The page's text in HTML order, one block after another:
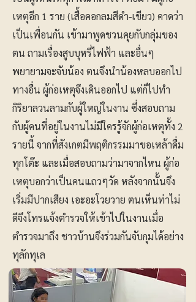
เหตุอีก 1 ราย (เสื้อคอกลมสีดำ-เขียว) คาดว่า
เป็นเพื่อนกัน เข้ามาพูดชวนคุยกับกลุ่มของ
ตน ถามเรื่องสูบบุหรี่ไฟฟ้า และอื่นๆ
พยายามจะจับน้อง ตนจึงนำน้องหลบออกไป
ทางอื่น ผู้ก่อเหตุจึงเดินออกไป แต่ก็ไปทำ
กิริยาลวนลามกับผู้ใหญ่ในงาน ซึ่งสอบถาม
กับผู้คนที่อยู่ในงานไม่มีใครรู้จักผู้ก่อเหตุทั้ง 2
รายนี้ จากที่สังเกตมีพฤติกรรมมาขอเหล้าดื่ม
ทุกโต๊ะ และเมื่อสอบถามว่ามาจากไหน ผู้ก่อ
เหตุบอกว่าเป็นคนแถวๆวัด หลังจากนั้นจึง
เริ่มมีปากเสียง เอะอะโวยวาย ตนเห็นท่าไม่
ดีจึงโทรแจ้งตำรวจให้เข้าไปในงานเมื่อ
ตำรวจมาถึง ชาวบ้านจึงร่วมกันจับกุมได้อย่าง
ทุลักทุเล